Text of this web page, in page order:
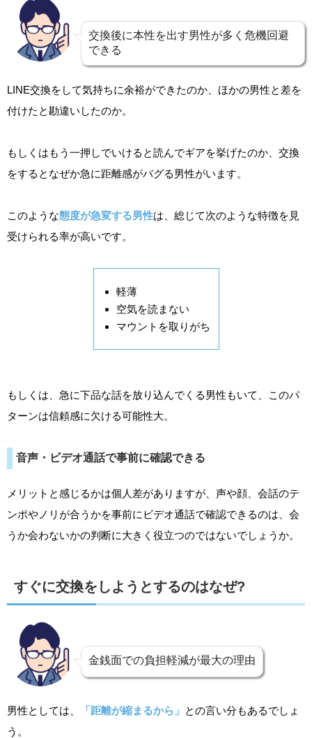
交換後に本性を出す男性が多く危機回避
できる
LINE交換をして気持ちに余裕ができたのか、ほかの男性と差を
付けたと勘違いしたのか。
もしくはもう一押しでいけると読んでギアを挙げたのか、交換
をするとなぜか急に距離感がバグる男性がいます。
このような態度が急変する男性は、総じて次のような特徴を見
受けられる率が高いです。
軽薄
空気を読まない
マウントを取りがち
もしくは、急に下品な話を放り込んでくる男性もいて、このパ
ターンは信頼感に欠ける可能性大。
音声・ビデオ通話で事前に確認できる
メリットと感じるかは個人差がありますが、声や顔、会話のテ
ンポやノリが合うかを事前にビデオ通話で確認できるのは、会
うか会わないかの判断に大きく役立つのではないでしょうか。
すぐに交換をしようとするのはなぜ?
金銭面での負担軽減が最大の理由
男性としては、 「距離が縮まるから」 との言い分もあるでしょ
う。